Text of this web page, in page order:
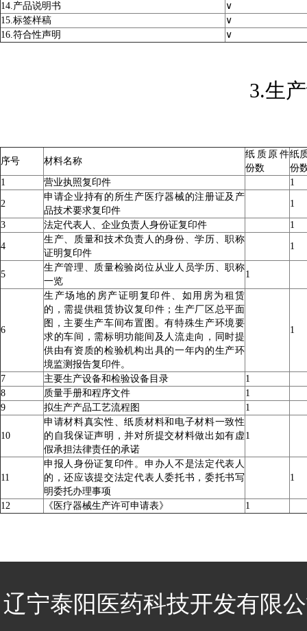
14.产品说明书
∨
15.标签样稿
∨
16.符合性声明
∨
3.生
序号 材料名称
纸质原件
份数
纸
份
1
营业执照复印件 1
2
申请企业持有的所生产医疗器械的注册证及产
品技术要求复印件
1
3 法定代表人、企业负责人身份证复印件 1
4
生产、质量和技术负责人的身份、学历、职称
证明复印件
1
5
生产管理、质量检验岗位从业人员学历、职称
一览
1
6
生产场地的房产证明复印件、如用房为租赁
的，需提供租赁协议复印件；生产厂区总平面
图，主要生产车间布置图。有特殊生产环境要
求的车间，需标明功能间及人流走向，同时提
供由有资质的检验机构出具的一年内的生产环
境监测报告复印件。
1
7 主要生产设备和检验设备目录
1
8
质量手册和程序文件
1
9
拟生产产品工艺流程图 1
10
申请材料真实性、纸质材料和电子材料一致性
的自我保证声明，并对所提交材料做出如有虚
假承担法律责任的承诺
1
11
申报人身份证复印件。申办人不是法定代表人
的，还应该提交法定代表人委托书，委托书写
明委托办理事项
1
12 《医疗器械生产许可申请表》 1
辽宁泰阳医药科技开发有限